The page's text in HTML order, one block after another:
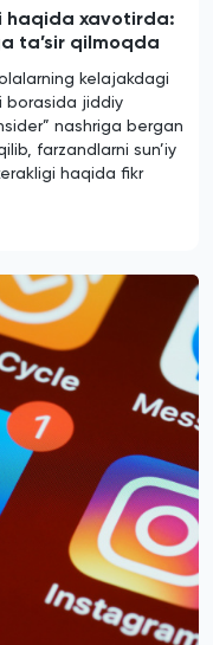
haqida xavotirda:
ta’sir qilmoqda
kelajakdagi
borasida jiddiy
nashriga bergan
farzandlarni sun’iy
haqida fikr